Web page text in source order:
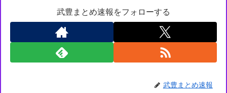
武豊まとめ速報をフォローする
武豊まとめ速報